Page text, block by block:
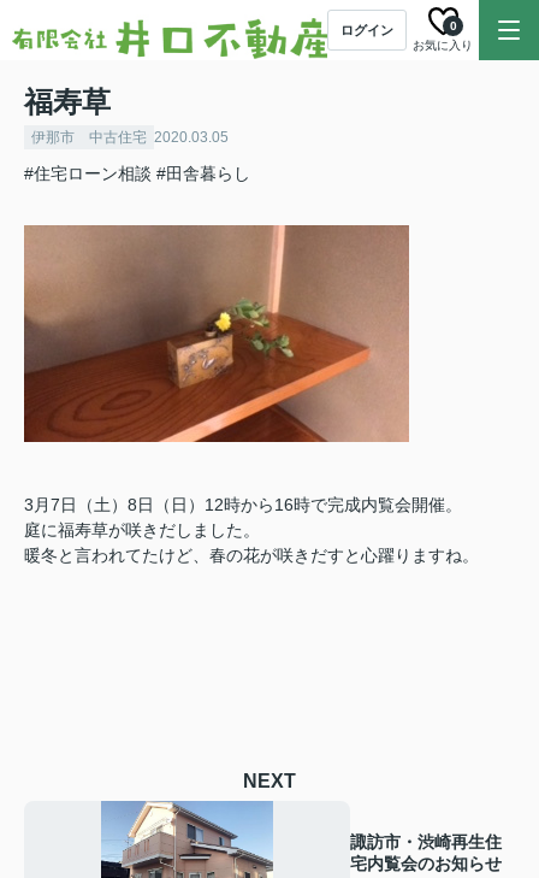
ログイン
お気に入り
0
福寿草
伊那市 中古住宅 2020.03.05
#住宅ローン相談 #田舎暮らし
3月7日（土）8日（日）12時から16時で完成内覧会開催。
庭に福寿草が咲きだしました。
暖冬と言われてたけど、春の花が咲きだすと心躍りますね。
NEXT
諏訪市・渋崎再生住
宅内覧会のお知らせ